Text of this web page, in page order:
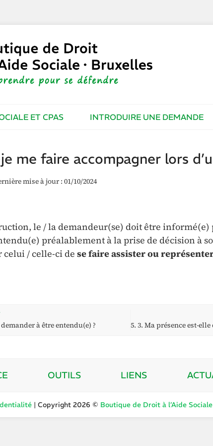
ET CPAS INTRODUIRE UNE DEMANDE
me faire accompagner lors
mise à jour : 01/10/2024
le / la demandeur(se) doit être
préalablement à la prise de décision à
/ celle-ci de se faire assister ou
à être entendu(e) ?
OUTILS LIENS
| Copyright 2026 © Boutique de Droit à l’Aide Sociale